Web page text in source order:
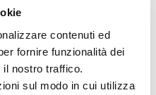
contenuti ed
fornire funzionalità dei
nostro traffico.
sul modo in cui utilizza